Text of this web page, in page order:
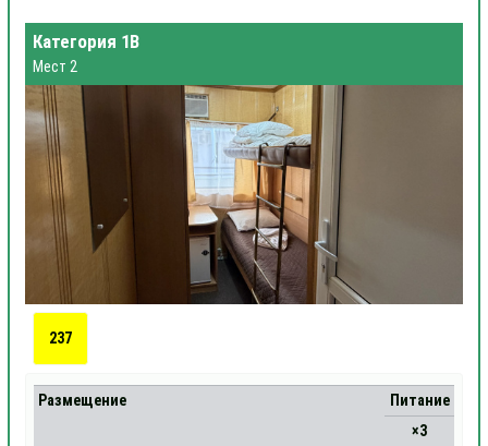
Категория 1В
Мест 2
237
Размещение
Питание
×3